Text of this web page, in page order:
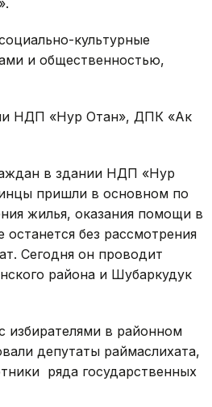
культурные
и общественностью,
НДП «Нур Отан», ДПК «Ак
в здании НДП «Нур
пришли в основном по
жилья, оказания помощи в
без рассмотрения
Сегодня он проводит
района и Шубаркудук
избирателями в районном
депутаты раймаслихата,
ряда государственных